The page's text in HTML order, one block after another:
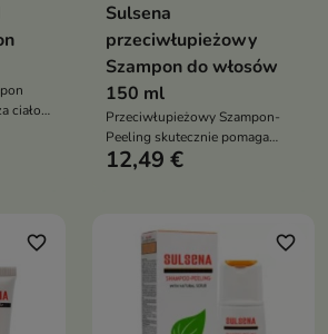
ciało i
Sulsena
przeciwłupieżowy
Szampon do włosów
150 ml
Przeciwłupieżowy Szampon-
Peeling skutecznie pomaga
usuwać tłusty łupież, oczyszcza
dyskomfortu
12,49 €
favorite_border favorite_border